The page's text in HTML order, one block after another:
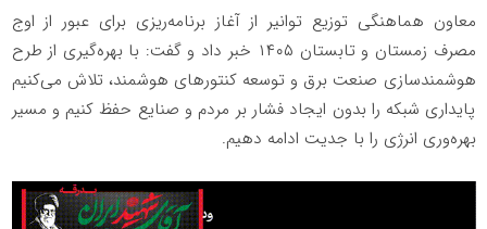
معاون هماهنگی توزیع توانیر از آغاز برنامه‌ریزی برای عبور از اوج
مصرف زمستان و تابستان ۱۴۰۵ خبر داد و گفت: با بهره‌گیری از طرح
هوشمندسازی صنعت برق و توسعه کنتورهای هوشمند، تلاش می‌کنیم
پایداری شبکه را بدون ایجاد فشار بر مردم و صنایع حفظ کنیم و مسیر
بهره‌وری انرژی را با جدیت ادامه دهیم.